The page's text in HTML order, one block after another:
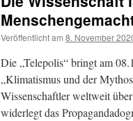
Veröffentlicht am 8. November
Die „Telepolis“ bringt am
„Klimatismus und der
Wissenschaftler weltweit
widerlegt das